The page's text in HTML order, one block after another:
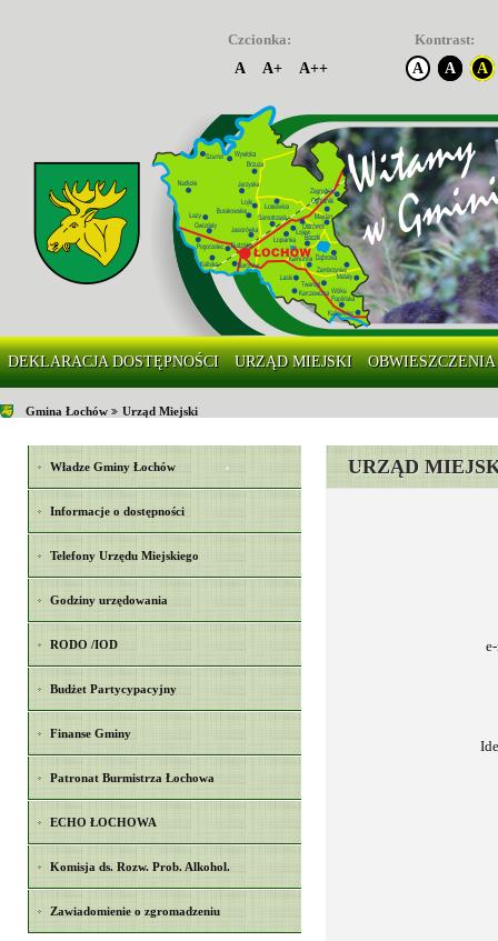
Czcionka:
A
A+ A++
Kontrast:
A
A A
DEKLARACJA DOSTĘPNOŚCI URZĄD MIEJSKI OBWIESZCZENIA
Gmina Łochów Urząd Miejski
Władze Gminy Łochów
Informacje o dostępności
Telefony Urzędu Miejskiego
Godziny urzędowania
RODO /IOD
Budżet Partycypacyjny
Finanse Gminy
Patronat Burmistrza Łochowa
ECHO ŁOCHOWA
Komisja ds. Rozw. Prob. Alkohol.
Zawiadomienie o zgromadzeniu
URZĄD